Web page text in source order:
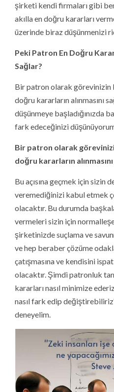
şirketi kendi firmaları gibi
akılla en doğru kararları
üzerinde biraz düşünmenizi
Peki Patron En Doğru
Sağlar?
Bir patron olarak görevinizin
doğru kararların alınmasını
düşünmeye başladığınızda
fark edeceğinizi
Bir patron olarak
doğru kararların
Bu açısına geçmek için sizin
veremediğinizi kabul etmek
olacaktır. Bu durumda
vermeleri sizin için
şirketinizde suçlama ve
ve hep beraber çözüme
çatışmasına ve kendisini
olacaktır. Şimdi patronluk
kararları nasıl minimize
nasıl fark edip
deneyelim.